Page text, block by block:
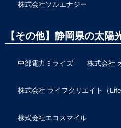
株式会社ソルエナジー
【その他】静岡県の太陽
中部電力ミライズ 株式会社
株式会社 ライフクリエイト（Life
株式会社エコスマイル